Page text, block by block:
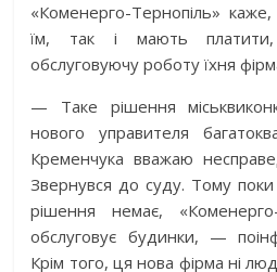
«Коменерго-Тернопіль»
їм, так і мають
обслуговуючу роботу їхня
— Таке рішення
нового управителя
Кременчука вважаю
Звернувся до суду. Тому поки
рішення немає,
обслуговує будинки, —
Крім того, ця нова фірма ні